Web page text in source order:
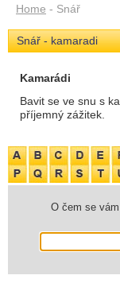
Home - Snář
Snář - kamaradi
Kamarádi
Bavit se ve snu s
příjemný zážitek.
O čem se